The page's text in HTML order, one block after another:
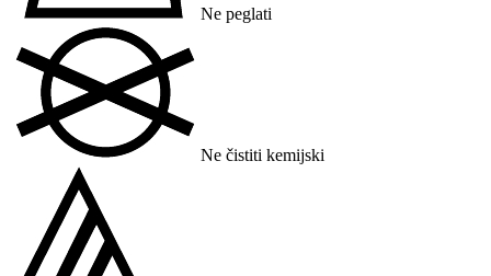
Ne peglati
Ne čistiti kemijski